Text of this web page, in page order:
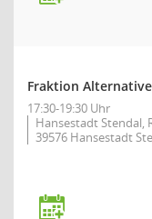
Fraktion
17:30-19:30 Uhr
Hansestadt Stendal,
39576 Hansestadt